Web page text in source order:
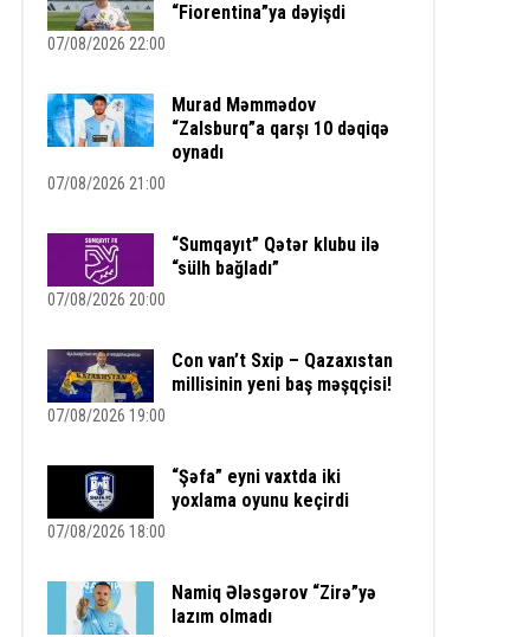
“Fiorentina”ya dəyişdi
07/08/2026 22:00
Murad Məmmədov
“Zalsburq”a qarşı 10 dəqiqə
oynadı
07/08/2026 21:00
“Sumqayıt” Qətər klubu ilə
“sülh bağladı”
07/08/2026 20:00
Con van’t Sxip – Qazaxıstan
millisinin yeni baş məşqçisi!
07/08/2026 19:00
“Şəfa” eyni vaxtda iki
yoxlama oyunu keçirdi
07/08/2026 18:00
Namiq Ələsgərov “Zirə”yə
lazım olmadı